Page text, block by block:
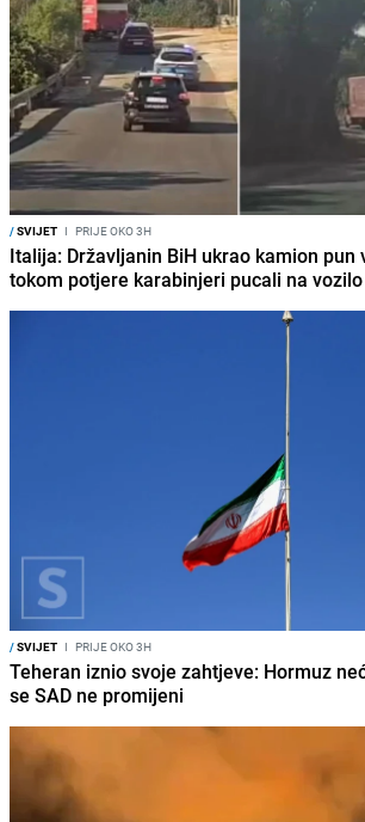
/SVIJET I PRIJE OKO 3H
Italija: Državljanin BiH ukrao kamion pun
tokom potjere karabinjeri pucali na vozilo
/SVIJET I PRIJE OKO 3H
Teheran iznio svoje zahtjeve: Hormuz
se SAD ne promijeni